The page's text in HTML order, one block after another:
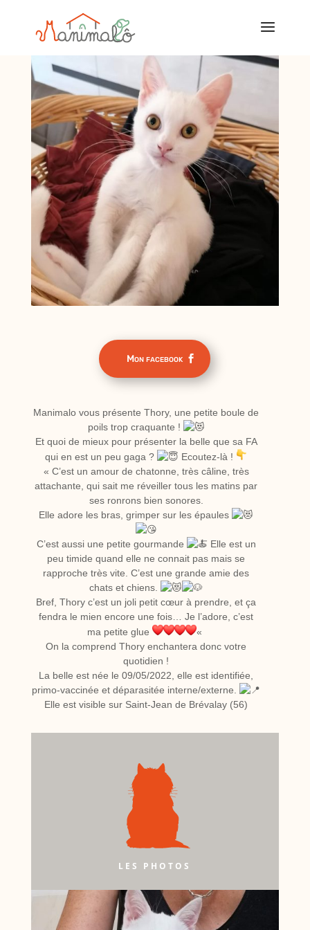
Mon facebook
Manimalo vous présente Thory, une petite boule de
poils trop craquante !
Et quoi de mieux pour présenter la belle que sa FA
qui en est un peu gaga ?
Ecoutez-là !
« C’est un amour de chatonne, très câline, très
attachante, qui sait me réveiller tous les matins par
ses ronrons bien sonores.
Elleadore les bras, grimper sur les épaules
C’est aussi une petite gourmande
Elle est un
peu timide quand elle ne connait pas mais se
rapproche très vite. C’est une grande amie des
chats et chiens.
Bref, Thory c’est un joli petit cœur à prendre, et ça
fendra le mien encore une fois… Je l’adore, c’est
ma petite glue
«
On la comprend Thory enchantera donc votre
quotidien !
La belle est née le 09/05/2022, elle est identifiée,
primo-vaccinée et déparasitée interne/externe.
Elle est visible sur Saint-Jean de Brévalay (56)
LES PHOTOS